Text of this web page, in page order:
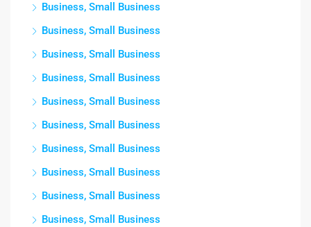
Business, Small Business
Business, Small Business
Business, Small Business
Business, Small Business
Business, Small Business
Business, Small Business
Business, Small Business
Business, Small Business
Business, Small Business
Business, Small Business